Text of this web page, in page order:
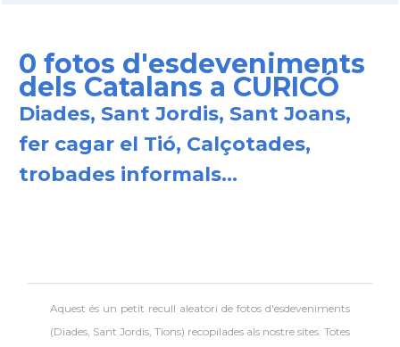
0 fotos d'esdeveniments
dels Catalans a CURICÓ
Diades, Sant Jordis, Sant Joans,
fer cagar el Tió, Calçotades,
trobades informals...
Aquest és un petit recull aleatori defotos d'esdeveniments
(Diades, Sant Jordis, Tions) recopilades als nostre sites. Totes